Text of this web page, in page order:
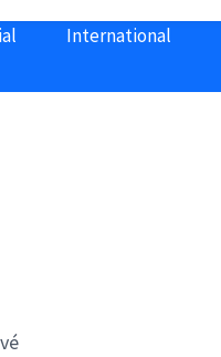
International